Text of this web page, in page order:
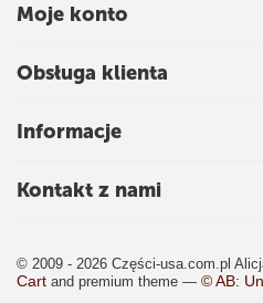
Moje konto
Obsługa klienta
Informacje
Kontakt z nami
© 2009 - 2026 Części-usa.com.pl
Cart and premium theme — © AB: